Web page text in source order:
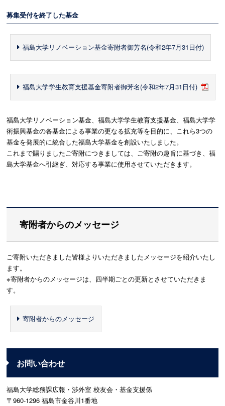
募集受付を終了した基金
福島大学リノベーション基金寄附者御芳名(令和2年7月31日付)
福島大学学生教育支援基金寄附者御芳名(令和2年7月31日付)
福島大学リノベーション基金、福島大学学生教育支援基金、福島大学学
術振興基金の各基金による事業の更なる拡充等を目的に、これら3つの
基金を発展的に統合した福島大学基金を創設いたしました。
これまで賜りましたご寄附につきましては、ご寄附の趣旨に基づき、福
島大学基金へ引継ぎ、対応する事業に使用させていただきます。
寄附者からのメッセージ
ご寄附いただきました皆様よりいただきましたメッセージを紹介いたし
ます。
※寄附者からのメッセージは、四半期ごとの更新とさせていただきま
す。
寄附者からのメッセージ
お問い合わせ
福島大学総務課広報・渉外室 校友会・基金支援係
〒960-1296 福島市金谷川1番地